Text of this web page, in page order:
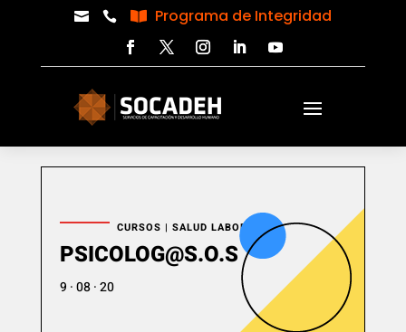
   Programa de Integridad
CURSOS | SALUD LABORAL
PSICOLOG@S.O.S
9 · 08 · 20